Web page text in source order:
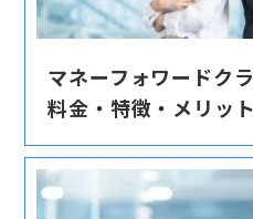
マネーフォワードク
料金・特徴・メリッ